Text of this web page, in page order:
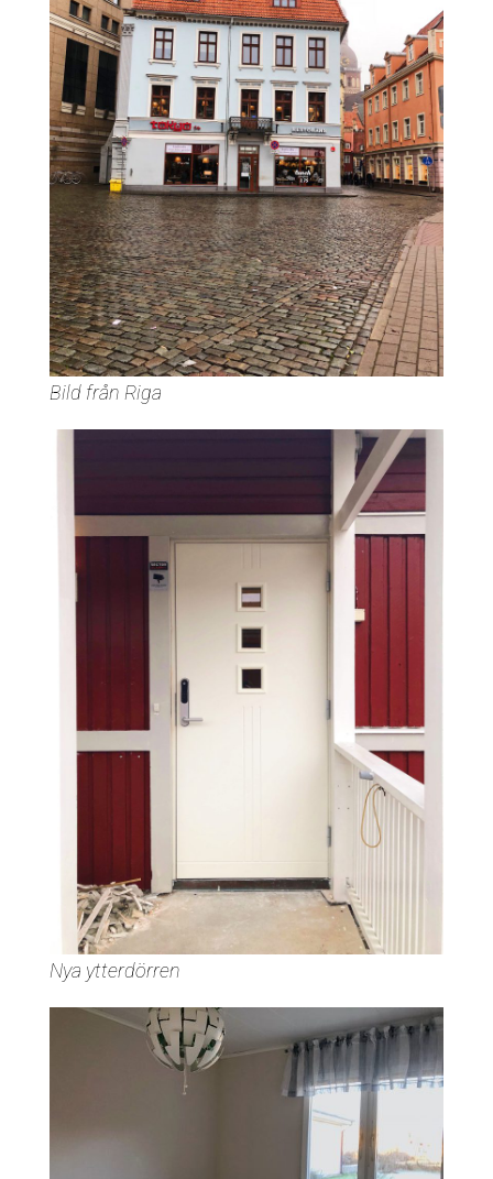
Bild från Riga
Nya ytterdörren